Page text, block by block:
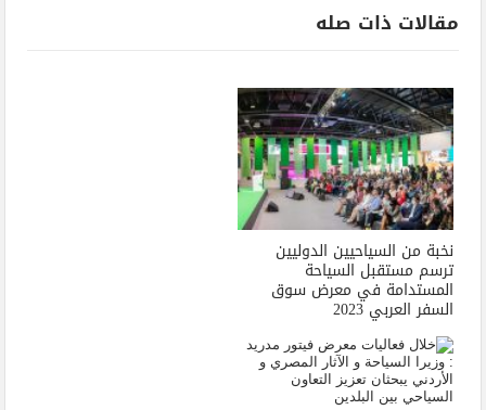
مقالات ذات صله
نخبة من السياحيين الدوليين
ترسم مستقبل السياحة
المستدامة في معرض سوق
السفر العربي 2023